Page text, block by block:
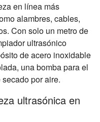
en línea más
alambres, cables,
Con solo un metro de
ultrasónico
de acero inoxidable
una bomba para el
por aire.
ultrasónica en